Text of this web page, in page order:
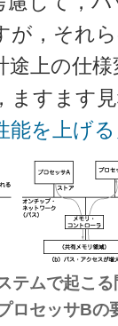
が，それ
途上の仕
ますます
を上げる
ムで起こる
ロセッサB